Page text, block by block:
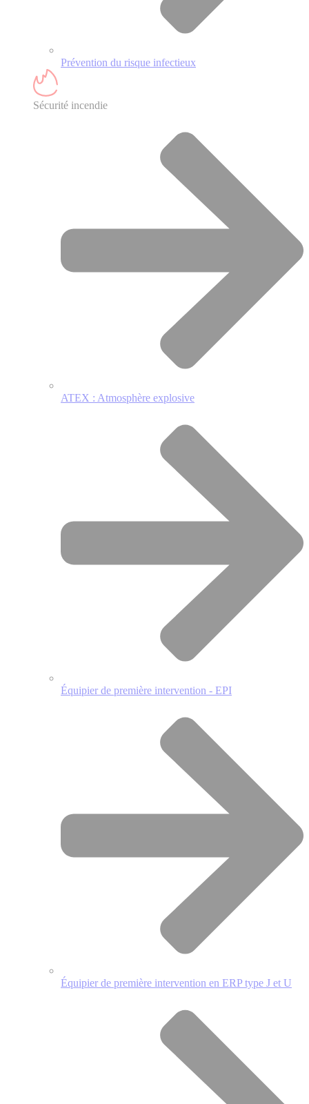
Prévention du risque infectieux
Sécurité incendie
ATEX : Atmosphère explosive
Équipier de première intervention - EPI
Équipier de première intervention en ERP type J et U